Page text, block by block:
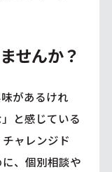
せんか？
があるけれ
と感じている
ャレンジド
、個別相談や